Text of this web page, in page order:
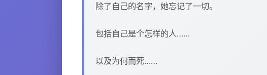
除了自己的名字，她忘记了一切。
包括自己是个怎样的人……
以及为何而死……